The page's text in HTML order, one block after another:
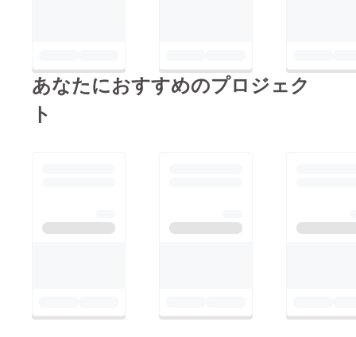
ステル
100％
あなたにおすすめのプロジェク
ト